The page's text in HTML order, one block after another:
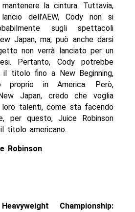
mantenere la cintura. Tuttavia,
dell’AEW, Cody non si
sugli spettacoli
Japan, ma, può anche darsi
non verrà lanciato per un
Pertanto, Cody potrebbe
il titolo fino a New Beginning,
proprio in America. Però,
Japan, credo che voglia
talenti, come sta facendo
per questo, Juice Robinson
titolo americano.
Robinson
Championship: